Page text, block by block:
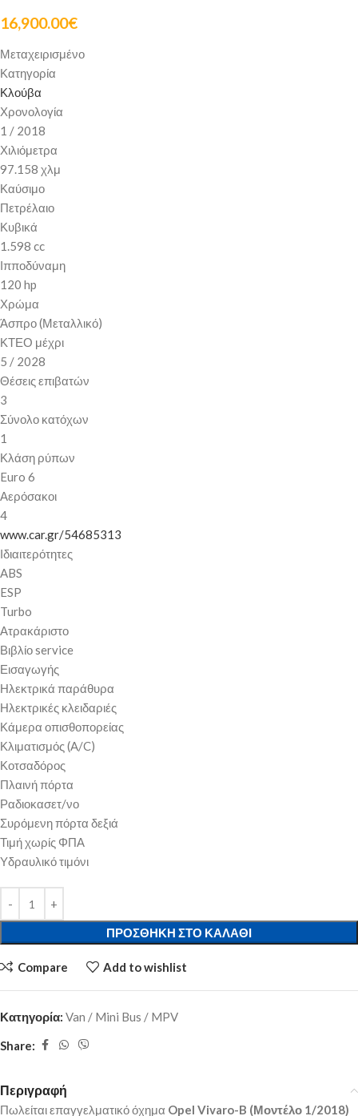
16,900.00€
Μεταχειρισμένο
Κατηγορία
Κλούβα
Χρονολογία
1 / 2018
Χιλιόμετρα
97.158 χλμ
Καύσιμο
Πετρέλαιο
Κυβικά
1.598 cc
Ιπποδύναμη
120 hp
Χρώμα
Άσπρο (Μεταλλικό)
ΚΤΕΟ μέχρι
5 / 2028
Θέσεις επιβατών
3
Σύνολο κατόχων
1
Κλάση ρύπων
Euro 6
Αερόσακοι
4
www.car.gr/54685313
Ιδιαιτερότητες
ABS
ESP
Turbo
Ατρακάριστο
Βιβλίο service
Εισαγωγής
Ηλεκτρικά παράθυρα
Ηλεκτρικές κλειδαριές
Κάμερα οπισθοπορείας
Κλιματισμός (A/C)
Κοτσαδόρος
Πλαινή πόρτα
Ραδιοκασετ/νο
Συρόμενη πόρτα δεξιά
Τιμή χωρίς ΦΠΑ
Υδραυλικό τιμόνι
ΠΡΟΣΘΉΚΗ ΣΤΟ ΚΑΛΆΘΙ
Compare Add to wishlist
Κατηγορία: Van / Mini Bus / MPV
Share:
Περιγραφή
Πωλείται επαγγελματικό όχημα Opel Vivaro-B (Μοντέλο 1/2018)